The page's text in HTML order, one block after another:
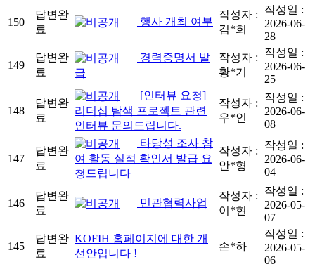
150
답변완
료
행사 개최 여부
작성자 :
김*희
작성일 :
2026-06-
28
149
답변완
료
경력증명서 발
급
작성자 :
황*기
작성일 :
2026-06-
25
148
답변완
료
[인터뷰 요청]
리더십 탐색 프로젝트 관련
인터뷰 문의드립니다.
작성자 :
우*인
작성일 :
2026-06-
08
147
답변완
료
타당성 조사 참
여 활동 실적 확인서 발급 요
청드립니다
작성자 :
안*형
작성일 :
2026-06-
04
146
답변완
료
민관협력사업
작성자 :
이*현
작성일 :
2026-05-
07
145
답변완
료
KOFIH 홈페이지에 대한 개
선안입니다 !
손*하
작성일 :
2026-05-
06